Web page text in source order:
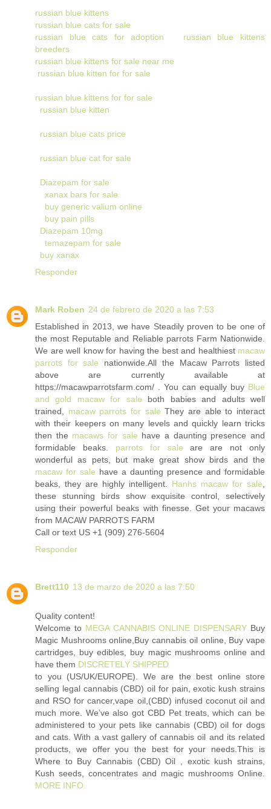
russian blue kittens
russian blue cats for sale
russian blue cats for adoption
russian blue kittens
breeders
russian blue kittens for sale near me
russian blue kitten for for sale
russian blue kittens for for sale
russian blue kitten
russian blue cats price
russian blue cat for sale
Diazepam for sale
xanax bars for sale
buy generic valium online
buy pain pills
Diazepam 10mg
temazepam for sale
buy xanax
Responder
Mark Roben 24 de febrero de 2020 a las 7:53
Established in 2013, we have Steadily proven to be one of
the most Reputable and Reliable parrots Farm Nationwide.
We are well know for having the best and healthiest macaw
parrots for sale nationwide.All the Macaw Parrots listed
above are currently available at
https://macawparrotsfarm.com/ . You can equally buy Blue
and gold macaw for sale both babies and adults well
trained, macaw parrots for sale They are able to interact
with their keepers on many levels and quickly learn tricks
then the macaws for sale have a daunting presence and
formidable beaks. parrots for sale are are not only
wonderful as pets, but make great show birds and the
macaw for sale have a daunting presence and formidable
beaks, they are highly intelligent. Hanhs macaw for sale,
these stunning birds show exquisite control, selectively
using their powerful beaks with finesse. Get your macaws
from MACAW PARROTS FARM
Call or text US +1 (909) 276-5604
Responder
Brett110 13 de marzo de 2020 a las 7:50
Quality content!
Welcome to MEGA CANNABIS ONLINE DISPENSARY Buy
Magic Mushrooms online,Buy cannabis oil online, Buy vape
cartridges, buy edibles, buy magic mushrooms online and
have them DISCRETELY SHIPPED
to you (US/UK/EUROPE). We are the best online store
selling legal cannabis (CBD) oil for pain, exotic kush strains
and RSO for cancer,vape oil,(CBD) infused coconut oil and
much more. We’ve also got CBD Pet treats, which can be
administered to your pets like cannabis (CBD) oil for dogs
and cats. With a vast gallery of cannabis oil and its related
products, we offer you the best for your needs.This is
Where to Buy Cannabis (CBD) Oil , exotic kush strains,
Kush seeds, concentrates and magic mushrooms Online.
MORE INFO.